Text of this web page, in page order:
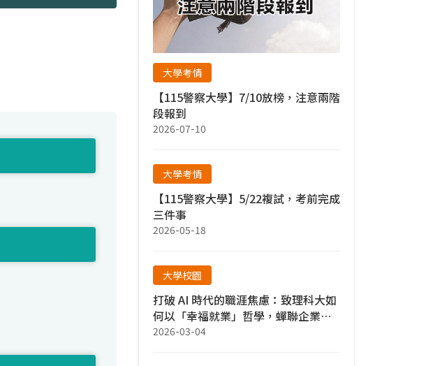
大學考情
【115警察大學】7/10放榜，注意兩階
段報到
2026-07-10
大學考情
【115警察大學】5/22複試，考前完成
三件事
2026-05-18
大學校園
打破 AI 時代的職涯焦慮：致理科大如
何以「幸福就業」哲學，蟬聯企業最
愛？
2026-03-04